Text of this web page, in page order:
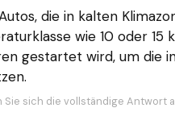
die in kalten
wie 10 oder 15
gestartet wird, um die
Sie sich die vollständige Antwort